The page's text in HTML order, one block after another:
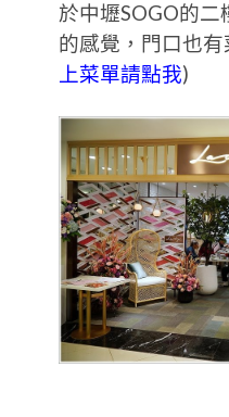
於中壢SOGO的
的感覺，門口也
上菜單請點我)